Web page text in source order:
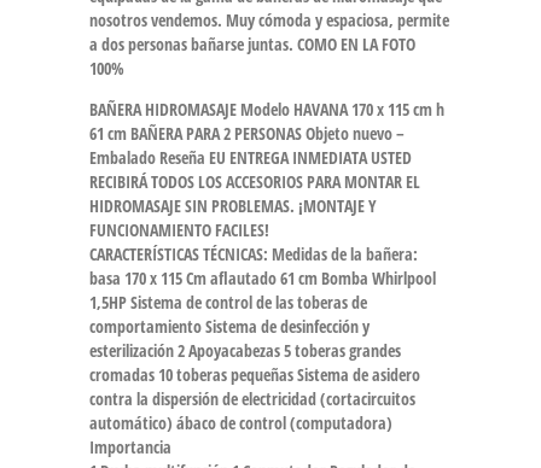
nosotros vendemos. Muy cómoda y espaciosa, permite
a dos personas bañarse juntas. COMO EN LA FOTO
100%
BAÑERA HIDROMASAJE Modelo HAVANA 170 x 115 cm h
61 cm BAÑERA PARA 2 PERSONAS Objeto nuevo –
Embalado Reseña EU ENTREGA INMEDIATA USTED
RECIBIRÁ TODOS LOS ACCESORIOS PARA MONTAR EL
HIDROMASAJE SIN PROBLEMAS. ¡MONTAJE Y
FUNCIONAMIENTO FACILES!
CARACTERÍSTICAS TÉCNICAS: Medidas de la bañera:
basa 170 x 115 Cm aflautado 61 cm Bomba Whirlpool
1,5HP Sistema de control de las toberas de
comportamiento Sistema de desinfección y
esterilización 2 Apoyacabezas 5 toberas grandes
cromadas 10 toberas pequeñas Sistema de asidero
contra la dispersión de electricidad (cortacircuitos
automático) ábaco de control (computadora)
Importancia